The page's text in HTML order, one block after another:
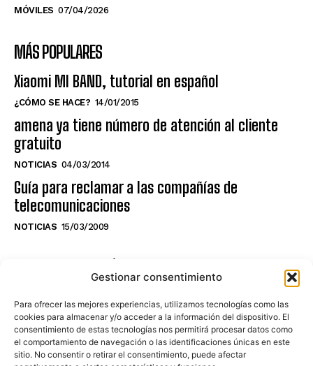
Gestionar consentimiento
Para ofrecer las mejores experiencias, utilizamos tecnologías como las
cookies para almacenar y/o acceder a la información del dispositivo. El
consentimiento de estas tecnologías nos permitirá procesar datos como
el comportamiento de navegación o las identificaciones únicas en este
sitio. No consentir o retirar el consentimiento, puede afectar
MÓVILES 07/04/2026
MÁS POPULARES
Xiaomi MI BAND, tutorial en español
¿CÓMO SE HACE? 14/01/2015
amena ya tiene número de atención al cliente
gratuito
NOTICIAS 04/03/2014
Guía para reclamar a las compañías de
telecomunicaciones
NOTICIAS 15/03/2009
NO TE PIERDAS LO ÚLTIMO DEL CANAL
Haz clic en «Estoy de acuerdo» para
activar Youtube